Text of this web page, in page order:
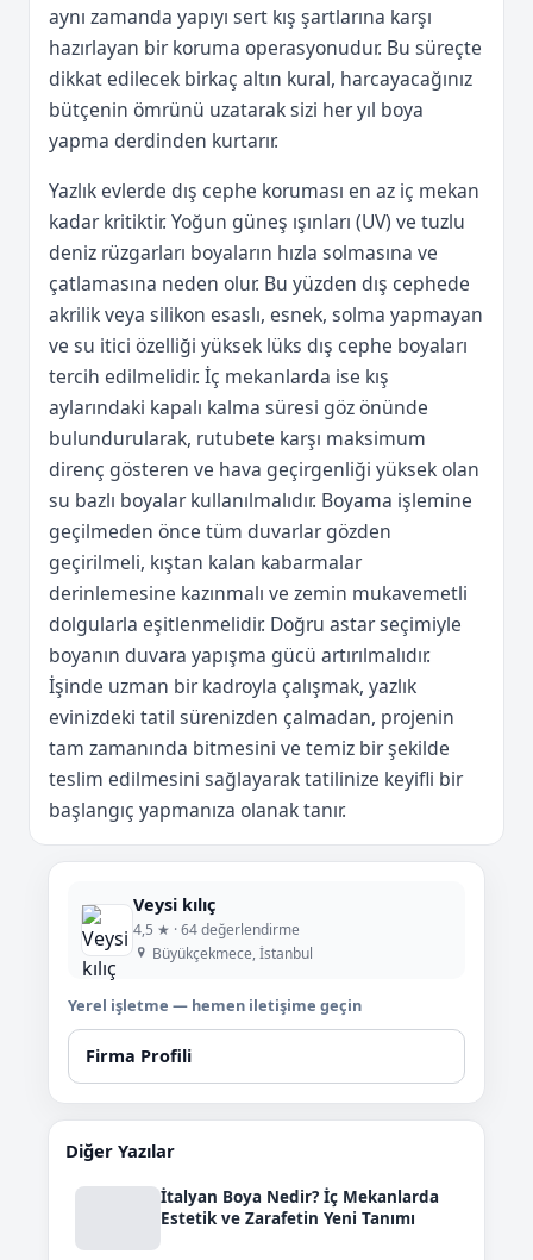
aynı zamanda yapıyı sert kış şartlarına karşı
hazırlayan bir koruma operasyonudur. Bu süreçte
dikkat edilecek birkaç altın kural, harcayacağınız
bütçenin ömrünü uzatarak sizi her yıl boya
yapma derdinden kurtarır.
Yazlık evlerde dış cephe koruması en az iç mekan
kadar kritiktir. Yoğun güneş ışınları (UV) ve tuzlu
deniz rüzgarları boyaların hızla solmasına ve
çatlamasına neden olur. Bu yüzden dış cephede
akrilik veya silikon esaslı, esnek, solma yapmayan
ve su itici özelliği yüksek lüks dış cephe boyaları
tercih edilmelidir. İç mekanlarda ise kış
aylarındaki kapalı kalma süresi göz önünde
bulundurularak, rutubete karşı maksimum
direnç gösteren ve hava geçirgenliği yüksek olan
su bazlı boyalar kullanılmalıdır. Boyama işlemine
geçilmeden önce tüm duvarlar gözden
geçirilmeli, kıştan kalan kabarmalar
derinlemesine kazınmalı ve zemin mukavemetli
dolgularla eşitlenmelidir. Doğru astar seçimiyle
boyanın duvara yapışma gücü artırılmalıdır.
İşinde uzman bir kadroyla çalışmak, yazlık
evinizdeki tatil sürenizden çalmadan, projenin
tam zamanında bitmesini ve temiz bir şekilde
teslim edilmesini sağlayarak tatilinize keyifli bir
başlangıç yapmanıza olanak tanır.
Veysi kılıç
4,5 ★ · 64 değerlendirme
Büyükçekmece, İstanbul
Yerel işletme — hemen iletişime geçin
Firma Profili
Diğer Yazılar
İtalyan Boya Nedir? İç Mekanlarda
Estetik ve Zarafetin Yeni Tanımı